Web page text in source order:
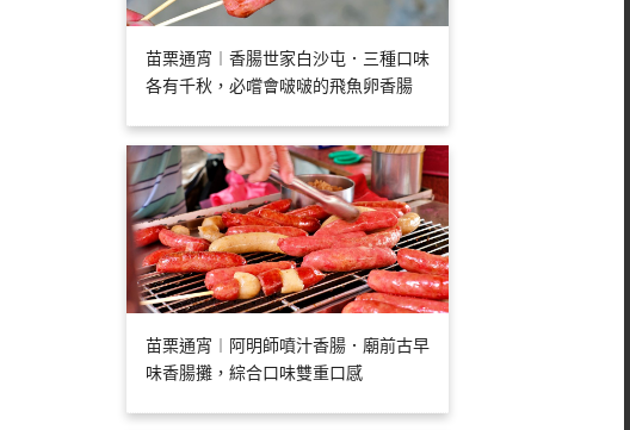
苗栗通宵︱香腸世家白沙屯．三種口味
各有千秋，必嚐會啵啵的飛魚卵香腸
苗栗通宵︱阿明師噴汁香腸．廟前古早
味香腸攤，綜合口味雙重口感